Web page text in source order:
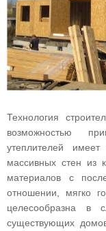
Технология
возможностью
утеплителей
массивных стен из
материалов с
отношении, мягко
целесообразна в
существующих